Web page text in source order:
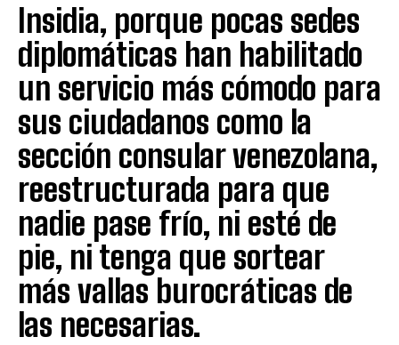
Insidia, porque pocas sedes
diplomáticas han habilitado
un servicio más cómodo para
sus ciudadanos como la
sección consular venezolana,
reestructurada para que
nadie pase frío, ni esté de
pie, ni tenga que sortear
más vallas burocráticas de
las necesarias.